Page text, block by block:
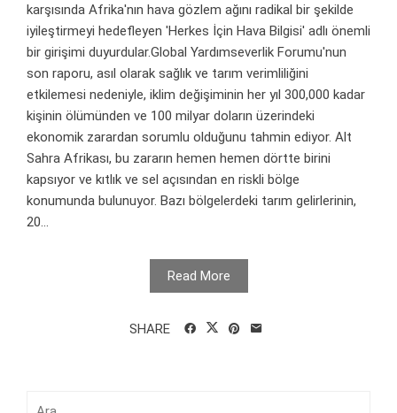
karşısında Afrika'nın hava gözlem ağını radikal bir şekilde
iyileştirmeyi hedefleyen 'Herkes İçin Hava Bilgisi' adlı önemli
bir girişimi duyurdular.Global Yardımseverlik Forumu'nun
son raporu, asıl olarak sağlık ve tarım verimliliğini
etkilemesi nedeniyle, iklim değişiminin her yıl 300,000 kadar
kişinin ölümünden ve 100 milyar doların üzerindeki
ekonomik zarardan sorumlu olduğunu tahmin ediyor. Alt
Sahra Afrikası, bu zararın hemen hemen dörtte birini
kapsıyor ve kıtlık ve sel açısından en riskli bölge
konumunda bulunuyor. Bazı bölgelerdeki tarım gelirlerinin,
20...
Read More
SHARE